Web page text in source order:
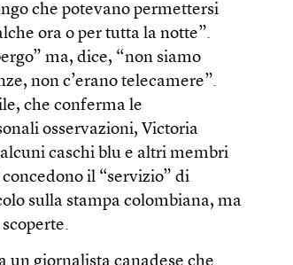
che potevano permettersi
ora o per tutta la notte”.
ma, dice, “non siamo
non c’erano telecamere”.
che conferma le
osservazioni, Victoria
caschi blu e altri membri
il “servizio” di
sulla stampa colombiana, ma
un giornalista canadese che